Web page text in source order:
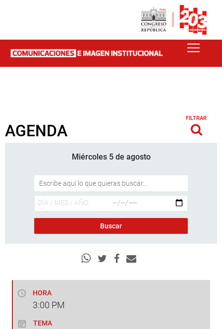
AGENDA
FILTRAR
Miércoles 5 de agosto
HORA
3:00 PM
TEMA